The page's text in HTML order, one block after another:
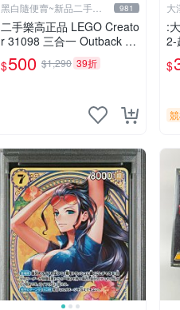
黑白隨便賣~新品二手品
出清
981
二手樂高正品 LEGO Creato
r 31098 三合一 Outback Ca
bin 內陸小屋 散裝 無紙盒
無缺件 附說明書三本 詳見
$500 $1,290 39折
大
:
2-
$